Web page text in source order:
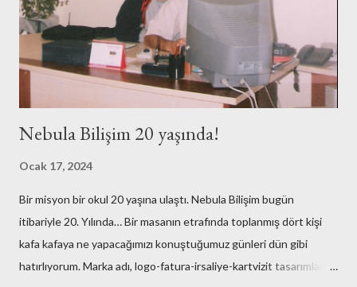
Nebula Bilişim 20 yaşında!
Ocak 17, 2024
Bir misyon bir okul 20 yaşına ulaştı. Nebula Bilişim bugün
itibariyle 20. Yılında… Bir masanın etrafında toplanmış dört kişi
kafa kafaya ne yapacağımızı konuştuğumuz günleri dün gibi
hatırlıyorum. Marka adı, logo-fatura-irsaliye-kartvizit tasarımları,